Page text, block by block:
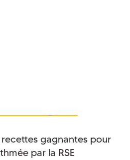
gagnantes pour
par la RSE